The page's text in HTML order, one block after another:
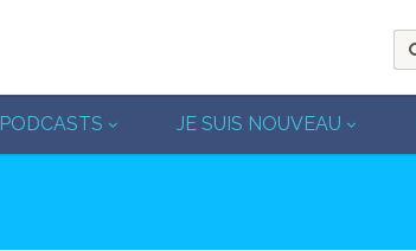
PODCASTS JE SUIS NOUVEAU